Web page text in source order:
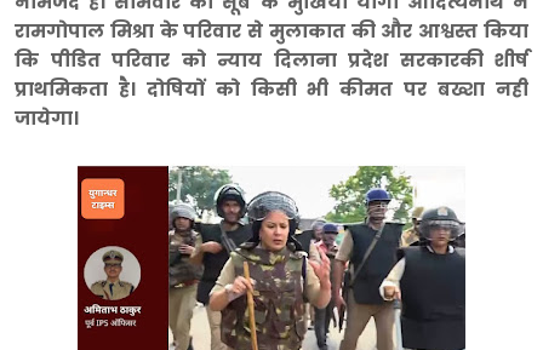
रामगोपाल मिश्रा के परिवार से मुलाकात की और आश्वस्त किया
कि पीडित परिवार को न्याय दिलाना प्रदेश सरकारकी शीर्ष
प्राथमिकता है। दोषियों को किसी भी कीमत पर बख्शा नही
जायेगा।